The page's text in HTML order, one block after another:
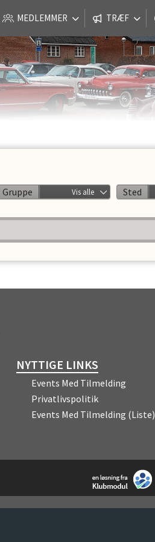
MEDLEMMER TRÆF
Gruppe Vis alle Sted
NYTTIGE LINKS
Events Med Tilmelding
Privatlivspolitik
Events Med Tilmelding (liste)